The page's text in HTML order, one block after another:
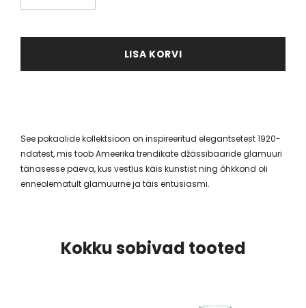
LISA KORVI
See pokaalide kollektsioon on inspireeritud elegantsetest 1920-
ndatest, mis toob Ameerika trendikate džässibaaride glamuuri
tänasesse päeva, kus vestlus käis kunstist ning õhkkond oli
enneolematult glamuurne ja täis entusiasmi.
Kokku sobivad tooted